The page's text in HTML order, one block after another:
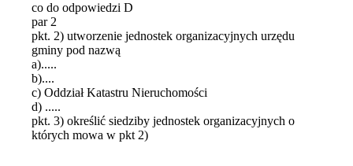
co do odpowiedzi D
par 2
pkt. 2) utworzenie jednostek organizacyjnych urzędu
gminy pod nazwą
a).....
b)....
c) Oddział Katastru Nieruchomości
d) .....
pkt. 3) określić siedziby jednostek organizacyjnych o
których mowa w pkt 2)